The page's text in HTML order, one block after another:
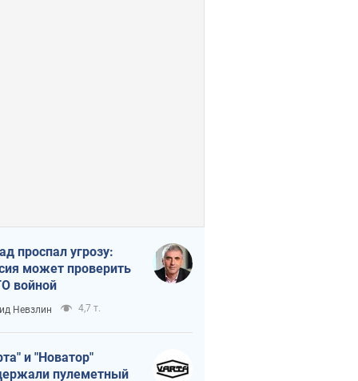
проспал угрозу:
может проверить
войной
Невзлин 4,7 т.
и "Новатор"
пулеметный